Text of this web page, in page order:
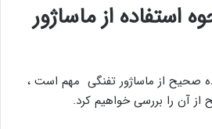
استفاده از ماساژور
صحیح از ماساژور تفنگی مهم است ،
آن را بررسی خواهیم کرد.